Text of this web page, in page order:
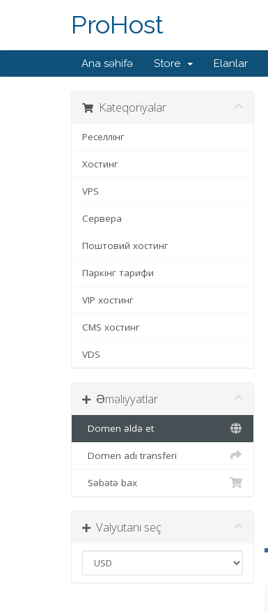
ProHost
Ana səhifə Store Elanlar
Kateqoriyalar
Реселлінг
Хостинг
VPS
Сервера
Поштовий хостинг
Паркінг тарифи
VIP хостинг
CMS хостинг
VDS
Əməliyyatlar
Domen əldə et
Domen adı transferi
Səbətə bax
Valyutanı seç